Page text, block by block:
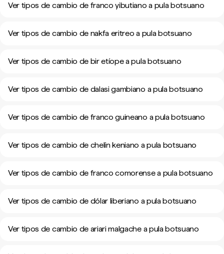
Ver tipos de cambio de franco yibutiano a pula botsuano
Ver tipos de cambio de nakfa eritreo a pula botsuano
Ver tipos de cambio de bir etíope a pula botsuano
Ver tipos de cambio de dalasi gambiano a pula botsuano
Ver tipos de cambio de franco guineano a pula botsuano
Ver tipos de cambio de chelín keniano a pula botsuano
Ver tipos de cambio de franco comorense a pula botsuano
Ver tipos de cambio de dólar liberiano a pula botsuano
Ver tipos de cambio de ariari malgache a pula botsuano